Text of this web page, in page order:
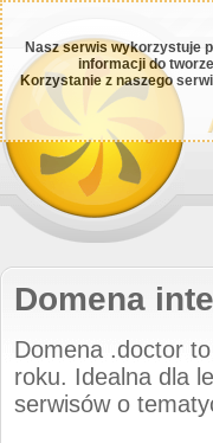
Nasz serwis wykorzystuje
informacji do
Korzystanie z naszego
Domena
Domena .doctor
roku. Idealna dla
serwisów o